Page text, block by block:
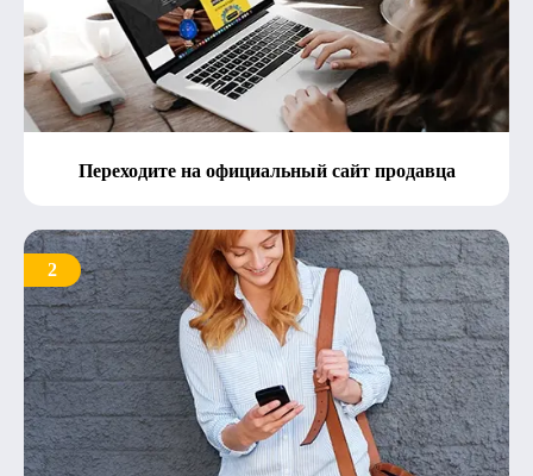
Переходите на официальный сайт продавца
2